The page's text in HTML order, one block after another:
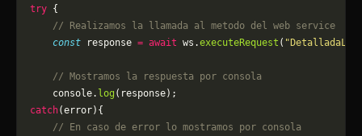
try {
    // Realizamos la llamada al metodo del web service
    const
response = await ws.executeRequest (
    // Mostramos la respuesta por consola
    console.
log (response);
catch(error){
    // En caso de error lo mostramos por consola